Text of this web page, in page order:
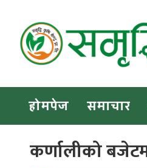
content
होमपेज समाचार
कर्णालीको